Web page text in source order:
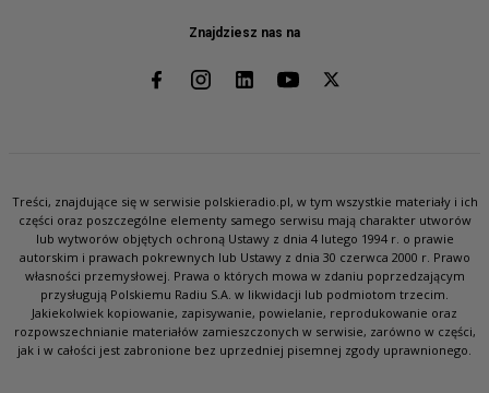
Znajdziesz nas na
Treści, znajdujące się w serwisie polskieradio.pl, w tym wszystkie materiały i ich
części oraz poszczególne elementy samego serwisu mają charakter utworów
lub wytworów objętych ochroną Ustawy z dnia 4 lutego 1994 r. o prawie
autorskim i prawach pokrewnych lub Ustawy z dnia 30 czerwca 2000 r. Prawo
własności przemysłowej. Prawa o których mowa w zdaniu poprzedzającym
przysługują Polskiemu Radiu S.A. w likwidacji lub podmiotom trzecim.
Jakiekolwiek kopiowanie, zapisywanie, powielanie, reprodukowanie oraz
rozpowszechnianie materiałów zamieszczonych w serwisie, zarówno w części,
jak i w całości jest zabronione bez uprzedniej pisemnej zgody uprawnionego.